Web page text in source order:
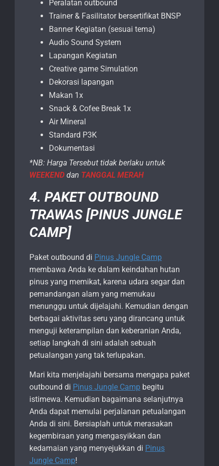
Peralatan outbound
Trainer & Fasilitator bersertifikat BNSP
Banner Kegiatan (sesuai tema)
Audio Sound System
Lapangan Kegiatan
Creative game Simulation
Dekorasi lapangan
Makan 1x
Snack & Cofee Break 1x
Air Mineral
Standard P3K
Dokumentasi
*NB: Harga Tersebut tidak berlaku untuk
WEEKEND dan TANGGAL MERAH
4. PAKET OUTBOUND
TRAWAS [PINUS JUNGLE
CAMP]
Paket outbound di Pinus Jungle Camp
membawa Anda ke dalam keindahan hutan
pinus yang memikat, karena udara segar dan
pemandangan alam yang memukau
menunggu untuk dijelajahi. Kemudian dengan
berbagai aktivitas seru yang dirancang untuk
menguji keterampilan dan keberanian Anda,
setiap langkah di sini adalah sebuah
petualangan yang tak terlupakan.
Mari kita menjelajahi bersama mengapa paket
outbound di Pinus Jungle Camp begitu
istimewa. Kemudian bagaimana selanjutnya
Anda dapat memulai perjalanan petualangan
Anda di sini. Bersiaplah untuk merasakan
kegembiraan yang mengasyikkan dan
kedamaian yang menyejukkan di Pinus
Jungle Camp!